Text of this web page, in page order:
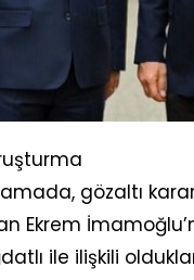
gözaltı
Ekrem
ile ilişkili